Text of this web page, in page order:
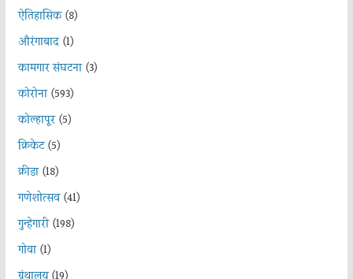
ऐतिहासिक(8)
औरंगाबाद(1)
कामगार संघटना(3)
कोरोना(593)
कोल्हापूर(5)
क्रिकेट(5)
क्रीडा(18)
गणेशोत्सव(41)
गुन्हेगारी(198)
गोवा(1)